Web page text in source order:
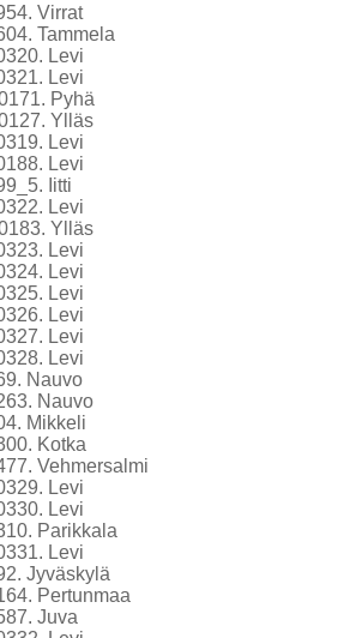
Virrat
Tammela
Levi
Levi
Pyhä
Ylläs
Levi
Levi
Iitti
Levi
Ylläs
Levi
Levi
Levi
Levi
Levi
Levi
Nauvo
Nauvo
Mikkeli
Kotka
Vehmersalmi
Levi
Levi
Parikkala
Levi
Jyväskylä
Pertunmaa
Juva